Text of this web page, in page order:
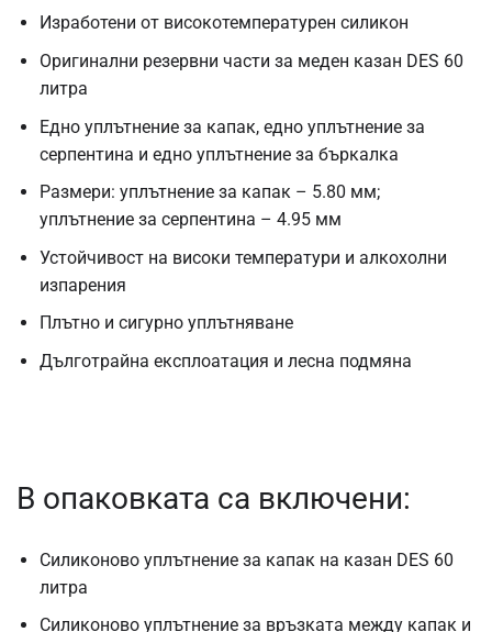
Изработени от високотемпературен силикон
Оригинални резервни части за меден казан DES 60
литра
Едно уплътнение за капак, едно уплътнение за
серпентина и едно уплътнение за бъркалка
Размери: уплътнение за капак – 5.80 мм;
уплътнение за серпентина – 4.95 мм
Устойчивост на високи температури и алкохолни
изпарения
Плътно и сигурно уплътняване
Дълготрайна експлоатация и лесна подмяна
В опаковката са включени:
Силиконово уплътнение за капак на казан DES 60
литра
Силиконово уплътнение за връзката между капак и